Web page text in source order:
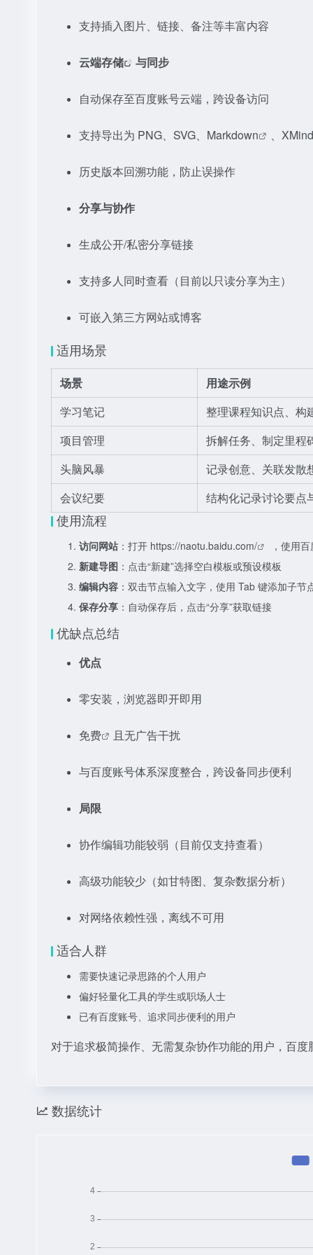
支持插入图片、链接、备注等丰富内容
云端存储 与同步
自动保存至百度账号云端，跨设备访问
支持导出为 PNG、SVG、 Markdown 、
历史版本回溯功能，防止误操作
分享与协作
生成公开/私密分享链接
支持多人同时查看（目前以只读分享为主）
可嵌入第三方网站或博客
适用场景
场景
用途示例
学习笔记
整理课程知识点、构
项目管理
拆解任务、制定里程
头脑风暴
记录创意、关联发散
会议纪要
结构化记录讨论要点
使用流程
访问网站 ：打开 https://naotu.baidu.com/
，使用
新建导图 ：点击“新建”选择空白模板或预设模板
编辑内容 ：双击节点输入文字，使用 Tab 键添加子节
保存分享 ：自动保存后，点击“分享”获取链接
优缺点总结
优点
零安装，浏览器即开即用
免费 且无广告干扰
与百度账号体系深度整合，跨设备同步便利
局限
协作编辑功能较弱（目前仅支持查看）
高级功能较少（如甘特图、复杂数据分析）
对网络依赖性强，离线不可用
适合人群
需要快速记录思路的个人用户
偏好轻量化工具的学生或职场人士
已有百度账号、追求同步便利的用户
对于追求极简操作、无需复杂协作功能的用户，百
数据统计